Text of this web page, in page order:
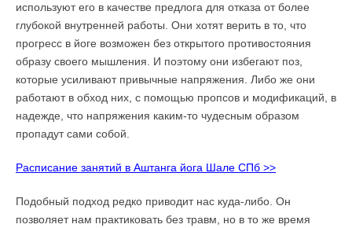
используют его в качестве предлога для отказа от более
глубокой внутренней работы. Они хотят верить в то, что
прогресс в йоге возможен без открытого противостояния
образу своего мышления. И поэтому они избегают поз,
которые усиливают привычные напряжения. Либо же они
работают в обход них, с помощью пропсов и модификаций, в
надежде, что напряжения каким-то чудесным образом
пропадут сами собой.
Расписание занятий в Аштанга йога Шале СПб >>
Подобный подход редко приводит нас куда-либо. Он
позволяет нам практиковать без травм, но в то же время